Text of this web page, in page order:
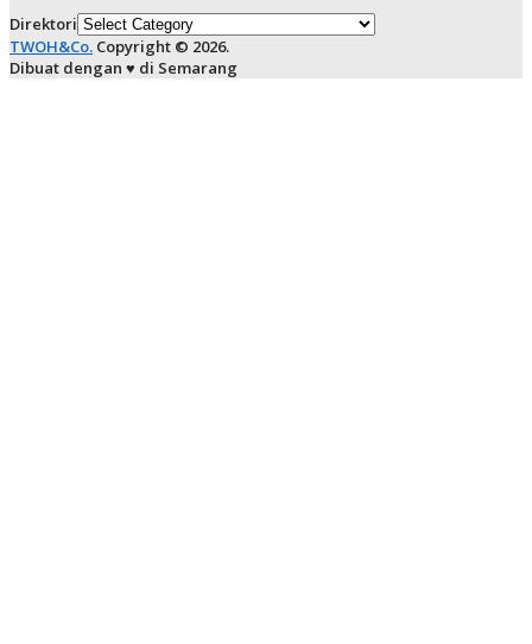
Direktori
TWOH&Co. Copyright © 2026.
Dibuat dengan ♥ di Semarang